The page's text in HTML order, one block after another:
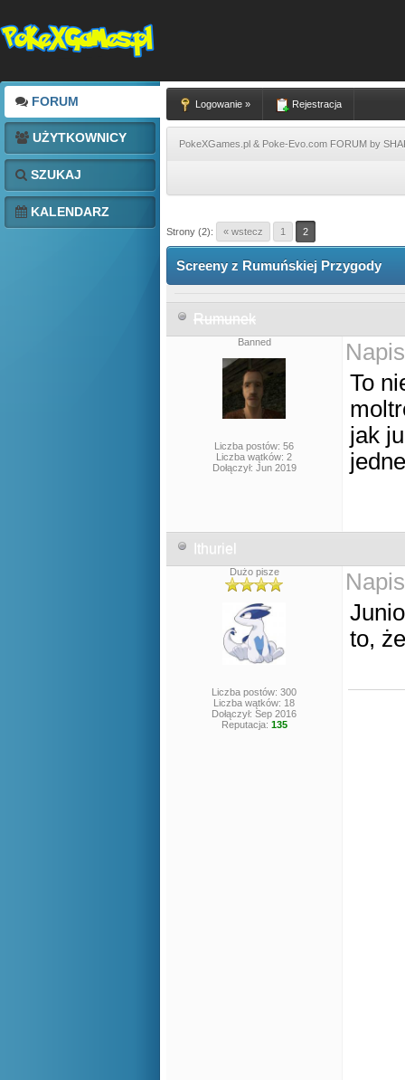
FORUM
UŻYTKOWNICY
SZUKAJ
KALENDARZ
Logowanie » Rejestracja
PokeXGames.pl & Poke-Evo.com FORUM by
Strony (2): « wstecz 1 2
Screeny z Rumuńskiej Przygody
Rumunek
Banned
Liczba postów: 56
Liczba wątków: 2
Dołączył: Jun 2019
To
jak
Ithuriel
Dużo pisze
Liczba postów: 300
Liczba wątków: 18
Dołączył: Sep 2016
Reputacja: 135
to,